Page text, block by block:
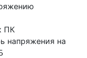
ПК
напряжения на